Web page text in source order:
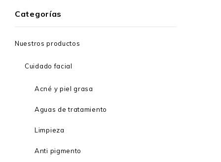
Categorías
Nuestros productos
Cuidado facial
Acné y piel grasa
Aguas de tratamiento
Limpieza
Anti pigmento